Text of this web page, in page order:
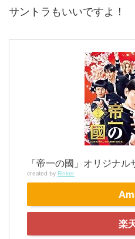
サントラもいいですよ！
「帝一の國」オリジナ
created by Rinker
楽